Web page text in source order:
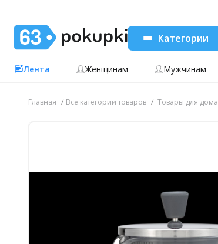
Категории
Лента Женщинам Мужчинам
Главная Все категории товаров Товары для дома